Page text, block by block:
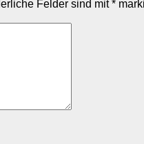
Felder sind mit*